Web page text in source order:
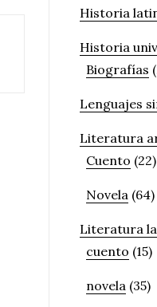
Historia
Historia
Biografías
Lenguajes
Literatura
Cuento (22)
Novela (64)
Literatura
cuento (15)
novela (35)